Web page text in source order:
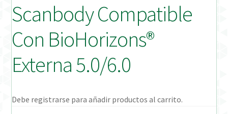
Mi cuenta
On-line Store
Productos Favoritos
Uso previsto
Scanbody Compatible
Con BioHorizons®
Externa 5.0/6.0
Debe registrarse para añadir productos al carrito.